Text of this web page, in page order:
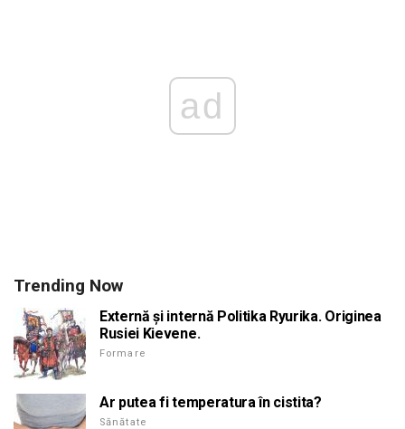
ad
Trending Now
Externă și internă Politika Ryurika. Originea
Rusiei Kievene.
Formare
Ar putea fi temperatura în cistita?
Sănătate